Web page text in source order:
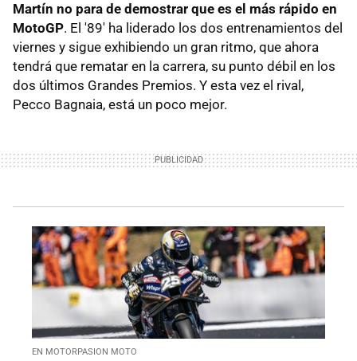
Martín no para de demostrar que es el más rápido en
MotoGP. El '89' ha liderado los dos entrenamientos del
viernes y sigue exhibiendo un gran ritmo, que ahora
tendrá que rematar en la carrera, su punto débil en los
dos últimos Grandes Premios. Y esta vez el rival,
Pecco Bagnaia, está un poco mejor.
EN MOTORPASION MOTO